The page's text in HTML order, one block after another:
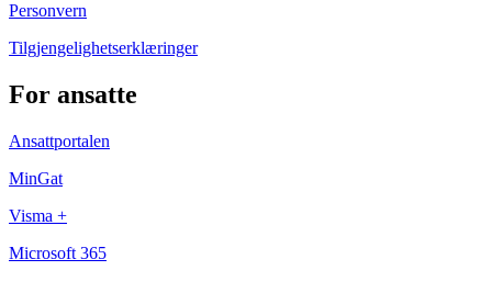
Personvern
Tilgjengelighetserklæringer
For ansatte
Ansattportalen
MinGat
Visma +
Microsoft 365